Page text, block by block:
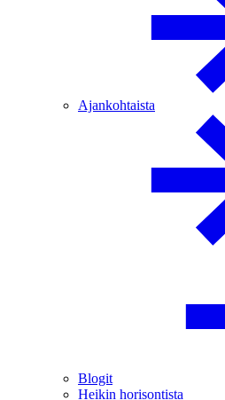
Ajankohtaista
Blogit
Heikin horisontista